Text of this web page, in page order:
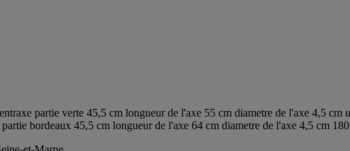
partie verte 45,5 cm longueur de l'axe 55 cm diametre de l'axe 4,5
bordeaux 45,5 cm longueur de l'axe 64 cm diametre de l'axe 4,5 cm